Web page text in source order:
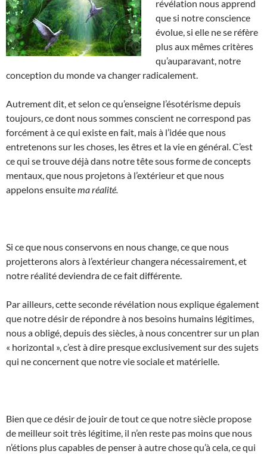
révélation nous apprend
que si notre conscience
évolue, si elle ne se réfère
plus aux mêmes critères
qu’auparavant, notre
conception du monde va changer radicalement.
Autrement dit, et selon ce qu’enseigne l’ésotérisme depuis
toujours, ce dont nous sommes conscient ne correspond pas
forcément à ce qui existe en fait, mais à l’idée que nous
entretenons sur les choses, les êtres et la vie en général. C’est
ce qui se trouve déjà dans notre tête sous forme de concepts
mentaux, que nous projetons à l’extérieur et que nous
appelons ensuitema réalité.
Si ce que nous conservons en nous change, ce que nous
projetterons alors à l’extérieur changera nécessairement, et
notre réalité deviendra de ce fait différente.
Par ailleurs, cette seconde révélation nous explique également
que notre désir de répondre à nos besoins humains légitimes,
nous a obligé, depuis des siècles, à nous concentrer sur un plan
« horizontal », c’est à dire presque exclusivement sur des sujets
qui ne concernent que notre vie sociale et matérielle.
Bien que ce désir de jouir de tout ce que notre siècle propose
de meilleur soit très légitime, il n’en reste pas moins que nous
n’étions plus capables de penser à autre chose qu’à cela, ce qui